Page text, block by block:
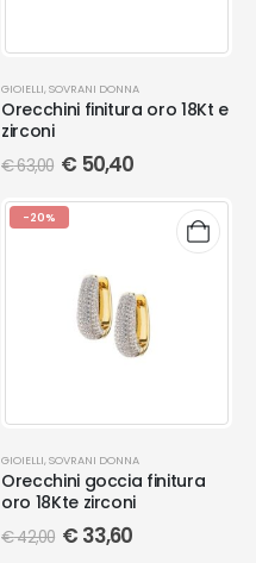
GIOIELLI, SOVRANI DONNA
Orecchini finitura oro 18Kt e
zirconi
€63,00 € 50,40
-20%
GIOIELLI, SOVRANI DONNA
Orecchini goccia finitura
oro 18Kte zirconi
€42,00 € 33,60